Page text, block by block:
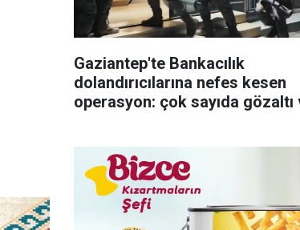
Gaziantep'te Bankacılık
dolandırıcılarına nefes kesen
operasyon: çok sayıda gözaltı